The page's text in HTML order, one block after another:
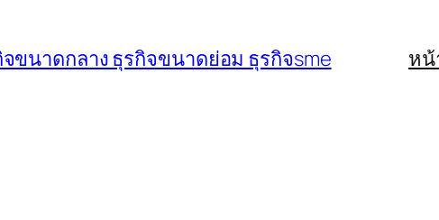
ขนาดกลาง ธุรกิจขนาดย่อม ธุรกิจsme หน้